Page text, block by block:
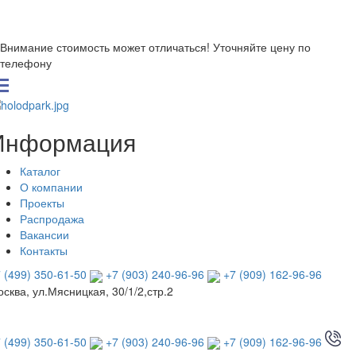
Внимание стоимость может отличаться! Уточняйте цену по
телефону
Каталог
О компании
Проекты
Распродажа
Вакансии
Контакты
(499) 350-61-50
+7 (903) 240-96-96
+7 (909) 162-96-96
ул.Мясницкая, 30/1/2,стр.2
(499) 350-61-50 +7 (903) 240-96-96 +7 (909) 162-96-96